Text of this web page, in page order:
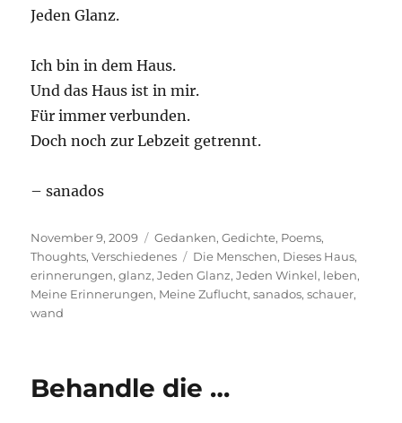
Jeden Glanz.
Ich bin in dem Haus.
Und das Haus ist in mir.
Für immer verbunden.
Doch noch zur Lebzeit getrennt.
– sanados
Posted
on
November 9, 2009 Categories
Gedanken,Gedichte, Poems,
Thoughts,Verschiedenes Tags
Die Menschen, Dieses Haus,
erinnerungen,glanz,Jeden Glanz,Jeden Winkel, leben,
Meine Erinnerungen, Meine Zuflucht,sanados,schauer,
wand
Behandle die …